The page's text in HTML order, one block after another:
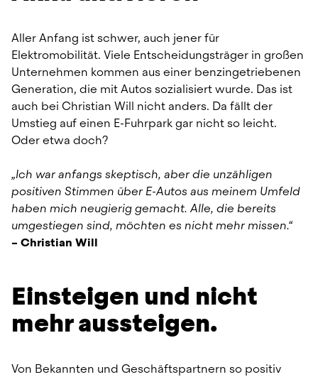
Aller Anfang ist schwer, auch jener für
Elektromobilität. Viele Entscheidungsträger in großen
Unternehmen kommen aus einer benzingetriebenen
Generation, die mit Autos sozialisiert wurde. Das ist
auch bei Christian Will nicht anders. Da fällt der
Umstieg auf einen E-Fuhrpark gar nicht so leicht.
Oder etwa doch?
„Ich war anfangs skeptisch, aber die unzähligen
positiven Stimmen über E-Autos aus meinem Umfeld
haben mich neugierig gemacht. Alle, die bereits
umgestiegen sind, möchten es nicht mehr missen.“
– Christian Will
Einsteigen und nicht
mehr aussteigen.
Von Bekannten und Geschäftspartnern so positiv